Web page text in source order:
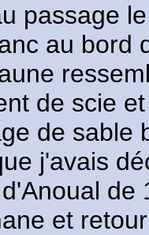
passage
au bord
de scie
de sable
j'avais
de
et